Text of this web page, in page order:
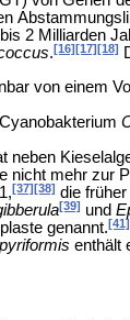
2 Milliarden
.[16][17][18]
von einem
neben
nicht mehr zur
[37][38] die
[39] und
genannt.[41]
enthält